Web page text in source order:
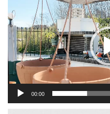
Αναπαραγωγής
Βίντεο
00:00